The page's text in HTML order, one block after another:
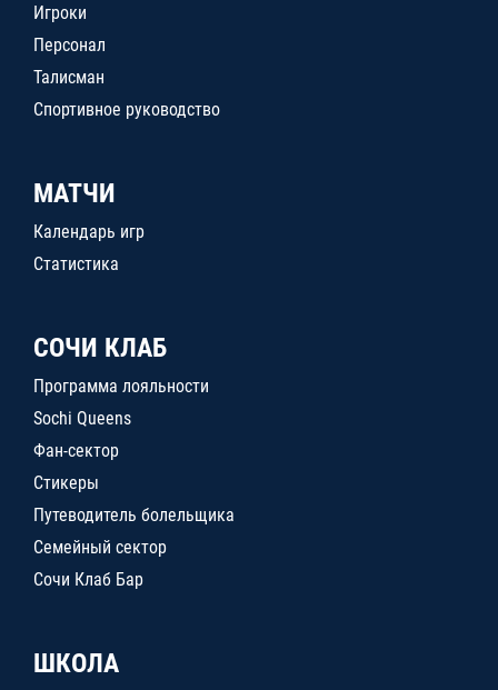
Игроки
Персонал
Талисман
Спортивное руководство
МАТЧИ
Календарь игр
Статистика
СОЧИ КЛАБ
Программа лояльности
Sochi Queens
Фан-сектор
Стикеры
Путеводитель болельщика
Семейный сектор
Сочи Клаб Бар
ШКОЛА